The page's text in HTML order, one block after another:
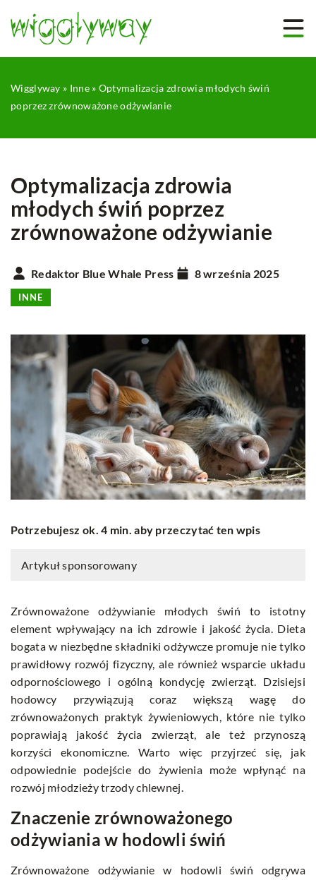
Wigglyway » Inne» Optymalizacja zdrowia młodych świń
poprzez zrównoważone odżywianie
Optymalizacja zdrowia
młodych świń poprzez
zrównoważone odżywianie
Redaktor Blue Whale Press 8 września 2025
INNE
Potrzebujesz ok. 4 min. aby przeczytać ten wpis
Artykuł sponsorowany
Zrównoważone odżywianie młodych świń to istotny
element wpływający na ich zdrowie i jakość życia. Dieta
bogata w niezbędne składniki odżywcze promuje nie tylko
prawidłowy rozwój fizyczny, ale również wsparcie układu
odpornościowego i ogólną kondycję zwierząt. Dzisiejsi
hodowcy przywiązują coraz większą wagę do
zrównoważonych praktyk żywieniowych, które nie tylko
poprawiają jakość życia zwierząt, ale też przynoszą
korzyści ekonomiczne. Warto więc przyjrzeć się, jak
odpowiednie podejście do żywienia może wpłynąć na
rozwój młodzieży trzody chlewnej.
Znaczenie zrównoważonego
odżywiania w hodowli świń
Zrównoważone odżywianie w hodowli świń odgrywa